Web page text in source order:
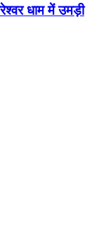
धाम में उमड़ी